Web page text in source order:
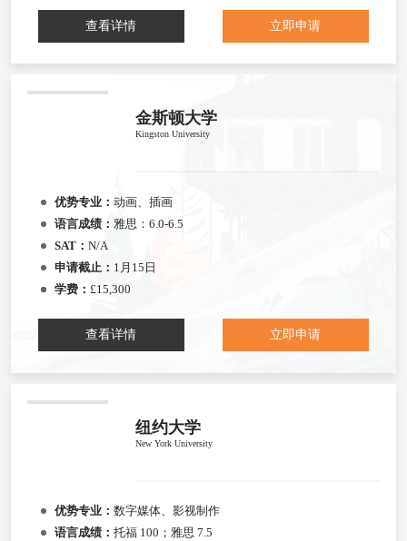
查看详情 立即申请
金斯顿大学
Kingston University
优势专业： 动画、插画
语言成绩： 雅思：6.0-6.5
SAT： N/A
申请截止： 1月15日
学费： £15,300
查看详情 立即申请
纽约大学
New York University
优势专业： 数字媒体、影视制作
语言成绩： 托福 100；雅思 7.5